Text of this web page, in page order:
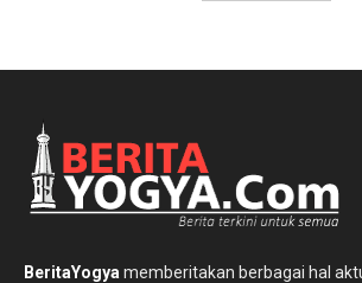
BeritaYogya memberitakan berbagai hal